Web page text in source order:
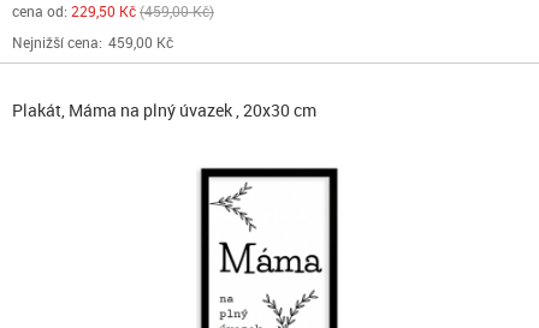
cena od: 229,50 Kč 459,00 Kč
Nejnižší cena: 459,00 Kč
Plakát, Máma na plný úvazek , 20x30 cm